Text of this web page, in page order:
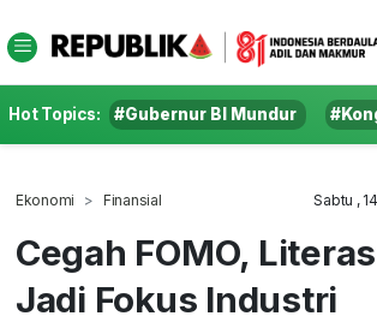
Hot Topics: #Gubernur BI Mundur
Ekonomi Finansial Sabtu ,
Cegah FOMO,
Jadi Fokus Industri